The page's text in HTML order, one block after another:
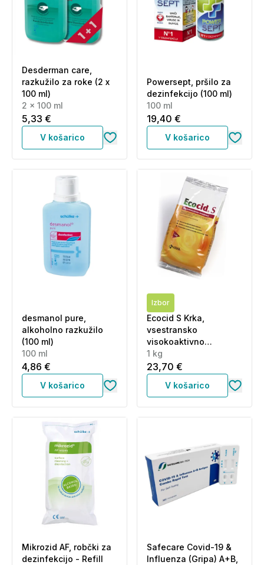
Desderman care,
razkužilo za roke (2 x
100 ml)
2 x 100 ml
5,33 €
V košarico
Powersept, pršilo za
dezinfekcijo (100 ml)
100 ml
19,40 €
V košarico
desmanol pure,
alkoholno razkužilo
(100 ml)
100 ml
4,86 €
V košarico
Izbor
Ecocid S Krka,
vsestransko
visokoaktivno
razkužilo za površine
(1 kg)
1 kg
23,70 €
V košarico
Mikrozid AF, robčki za
dezinfekcijo - Refill
Safecare Covid-19 &
Influenza (Gripa) A+B,